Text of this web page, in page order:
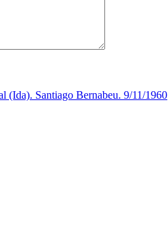
(Ida). Santiago Bernabeu. 9/11/1960